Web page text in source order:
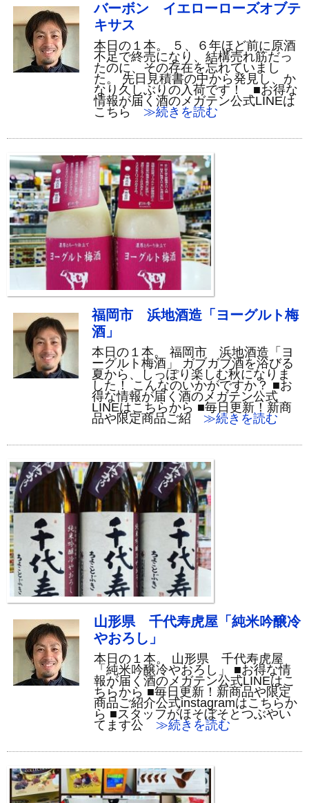
バーボン イエローローズオブテ
キサス
本日の１本。 ５、６年ほど前に原酒
不足で終売になり、結構売れ筋だっ
たのに、その存在を忘れていまし
た。 先日見積書の中から発見し、か
なり久しぶりの入荷です！ ■お得な
情報が届く酒のメガテン公式LINEは
こちら
≫続きを読む
福岡市 浜地酒造「ヨーグルト梅
酒」
本日の１本。 福岡市 浜地酒造「ヨ
ーグルト梅酒」 ガブガブ酒を浴びる
夏から、しっぽり楽しむ秋になりま
した！ こんなのいかがですか？ ■お
得な情報が届く酒のメガテン公式
LINEはこちらから ■毎日更新！新商
品や限定商品ご紹 ≫続きを読む
山形県 千代寿虎屋「純米吟醸冷
やおろし」
本日の１本。 山形県 千代寿虎屋
「純米吟醸冷やおろし」 ■お得な情
報が届く酒のメガテン公式LINEはこ
ちらから ■毎日更新！新商品や限定
商品ご紹介公式instagramはこちらか
ら ■スタッフがほそぼそとつぶやい
てます公 ≫続きを読む